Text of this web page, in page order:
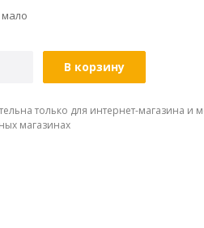
В корзину
только для интернет-магазина и
магазинах